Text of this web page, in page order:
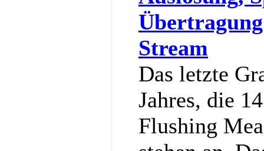
Stream
Das letzte
Jahres, die
Flushing